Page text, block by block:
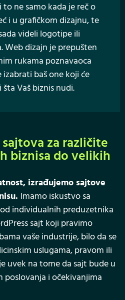
ne samo kada je reč o
i u grafičkom dizajnu, te
videli logotipe ili
Web dizajn je prepušten
rukama poznavaoca
baš one koji će
Vaš biznis nudi.
za različite
biznisa do velikih
izrađujemo sajtove
Imamo iskustvo sa
individualnih preduzetnika
sajt koji pravimo
vaše industrije, bilo da se
uslugama, pravom ili
uvek na tome da sajt bude u
poslovanja i očekivanjima